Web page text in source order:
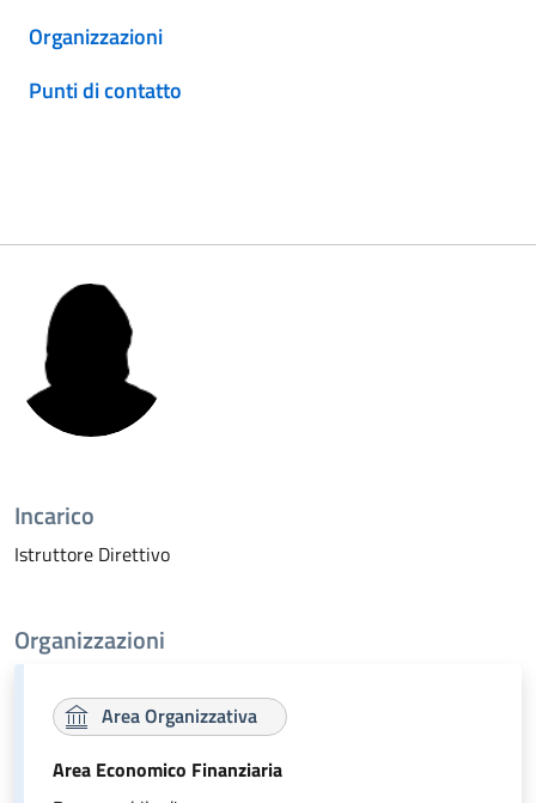
Organizzazioni
Punti di contatto
Incarico
Istruttore Direttivo
Organizzazioni
Area Organizzativa
Area Economico Finanziaria